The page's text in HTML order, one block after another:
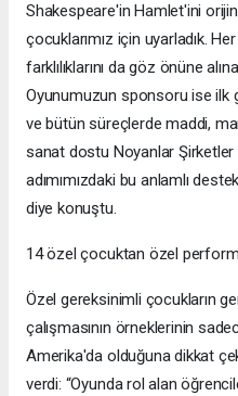
Shakespeare'in Hamlet'ini
çocuklarımız için uyarladık.
farklılıklarını da göz önüne
Oyunumuzun sponsoru ise ilk
ve bütün süreçlerde maddi,
sanat dostu Noyanlar Şirketler
adımımızdaki bu anlamlı
diye konuştu.
14 özel çocuktan özel
Özel gereksinimli çocukların
çalışmasının örneklerinin
Amerika'da olduğuna dikkat
verdi: “Oyunda rol alan